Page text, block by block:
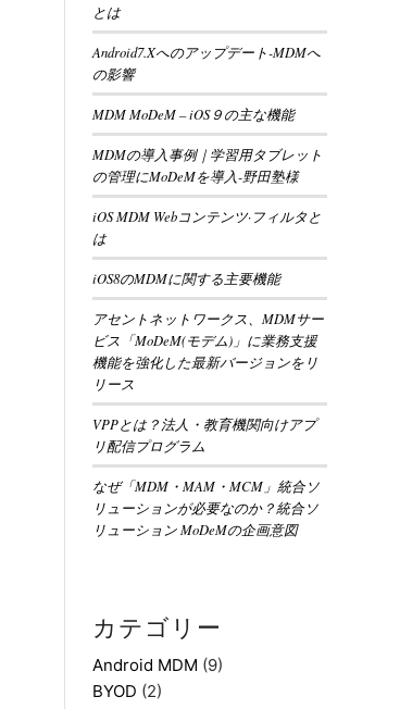
とは
Android7.Xへのアップデート-MDMへ
の影響
MDM MoDeM – iOS９の主な機能
MDMの導入事例｜学習用タブレット
の管理にMoDeMを導入-野田塾様
iOS MDM Webコンテンツ·フィルタと
は
iOS8のMDMに関する主要機能
アセントネットワークス、MDMサー
ビス「MoDeM(モデム)」に業務支援
機能を強化した最新バージョンをリ
リース
VPPとは？法人・教育機関向けアプ
リ配信プログラム
なぜ「MDM・MAM・MCM」統合ソ
リューションが必要なのか？統合ソ
リューション MoDeMの企画意図
カテゴリー
Android MDM (9)
BYOD (2)